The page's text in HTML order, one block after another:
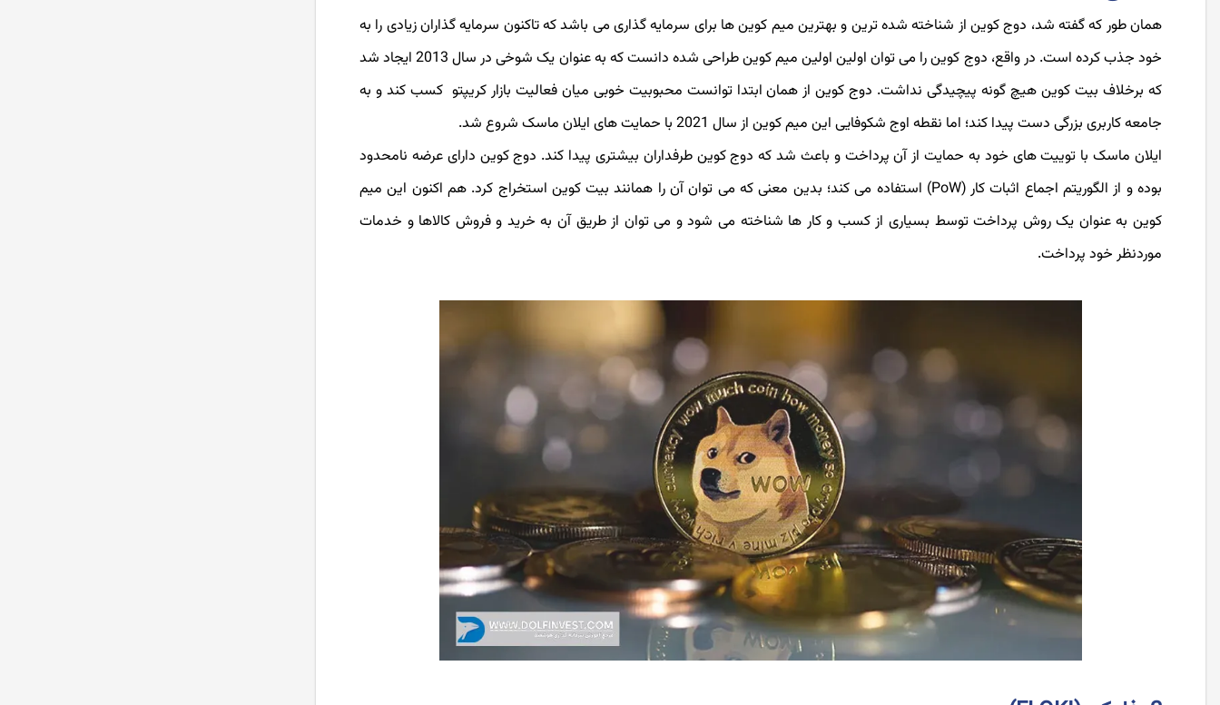
همان طور که گفته شد، دوج کوین از شناخته شده ترین و بهترین میم کوین ها برای سرمایه گذاری می باشد که تاکنون سرمایه گذاران زیادی را به
خود جذب کرده است. در واقع، دوج کوین را می توان اولین اولین میم کوین طراحی شده دانست که به عنوان یک شوخی در سال 2013 ایجاد شد
که برخلاف بیت کوین هیچ گونه پیچیدگی نداشت. دوج کوین از همان ابتدا توانست محبوبیت خوبی میان فعالیت بازار کریپتو کسب کند و به
جامعه کاربری بزرگی دست پیدا کند؛ اما نقطه اوج شکوفایی این میم کوین از سال 2021 با حمایت های ایلان ماسک شروع شد.
ایلان ماسک با توییت های خود به حمایت از آن پرداخت و باعث شد که دوج کوین طرفداران بیشتری پیدا کند. دوج کوین دارای عرضه نامحدود
بوده و از الگوریتم اجماع اثبات کار (PoW) استفاده می ‌کند؛ بدین معنی که می توان آن را همانند بیت کوین استخراج کرد. هم اکنون این میم
کوین به عنوان یک روش پرداخت توسط بسیاری از کسب و کار ها شناخته می شود و می توان از طریق آن به خرید و فروش کالاها و خدمات
موردنظر خود پرداخت.